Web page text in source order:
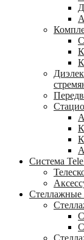
Система
Стеллажные